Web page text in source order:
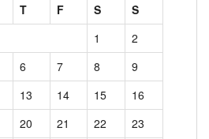
T F S
S
1
2
6 7 8
9
13 14 15
16
20 21 22
23